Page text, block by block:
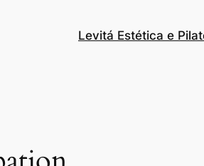
Levitá Estética e